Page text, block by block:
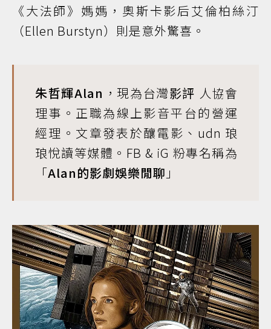
《大法師》媽媽，奧斯卡影后艾倫柏絲汀
（Ellen Burstyn）則是意外驚喜。
朱哲輝Alan ，現為台灣影評 人協會
理事。正職為線上影音平台的營運
經理。文章發表於釀電影、udn 琅
琅悅讀等媒體。FB & iG 粉專名稱為
「Alan的影劇娛樂閒聊 」